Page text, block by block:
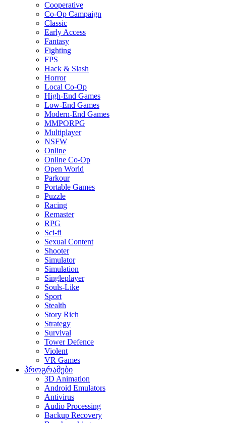
Cooperative
Co-Op Campaign
Classic
Early Access
Fantasy
Fighting
FPS
Hack & Slash
Horror
Local Co-Op
High-End Games
Low-End Games
Modern-End Games
MMPORPG
Multiplayer
NSFW
Online
Online Co-Op
Open World
Parkour
Portable Games
Puzzle
Racing
Remaster
RPG
Sci-fi
Sexual Content
Shooter
Simulator
Simulation
Singleplayer
Souls-Like
Sport
Stealth
Story Rich
Strategy
Survival
Tower Defence
Violent
VR Games
პროგრამები
3D Animation
Android Emulators
Antivirus
Audio Processing
Backup Recovery